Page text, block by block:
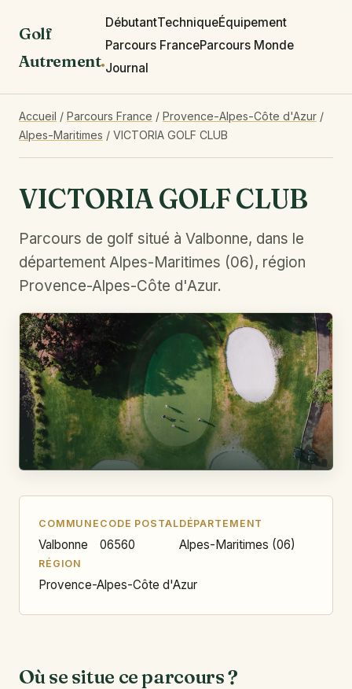
Golf
Autrement.
DébutantTechniqueÉquipement
Parcours FranceParcours Monde
Journal
Accueil / Parcours France / Provence-Alpes-Côte d'Azur /
Alpes-Maritimes / VICTORIA GOLF CLUB
VICTORIA GOLF CLUB
Parcours de golf situé à Valbonne, dans le
département Alpes-Maritimes (06), région
Provence-Alpes-Côte d'Azur.
COMMUNE
Valbonne
CODE POSTAL
06560
DÉPARTEMENT
Alpes-Maritimes (06)
RÉGION
Provence-Alpes-Côte d'Azur
Où se situe ce parcours ?